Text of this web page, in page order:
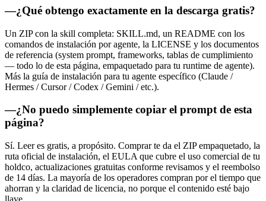
—¿Qué obtengo exactamente en la descarga gratis?
Un ZIP con la skill completa: SKILL.md, un README con los
comandos de instalación por agente, la LICENSE y los documentos
de referencia (system prompt, frameworks, tablas de cumplimiento
— todo lo de esta página, empaquetado para tu runtime de agente).
Más la guía de instalación para tu agente específico (Claude /
Hermes / Cursor / Codex / Gemini / etc.).
—¿No puedo simplemente copiar el prompt de esta
página?
Sí. Leer es gratis, a propósito. Comprar te da el ZIP empaquetado, la
ruta oficial de instalación, el EULA que cubre el uso comercial de tu
holdco, actualizaciones gratuitas conforme revisamos y el reembolso
de 14 días. La mayoría de los operadores compran por el tiempo que
ahorran y la claridad de licencia, no porque el contenido esté bajo
llave.